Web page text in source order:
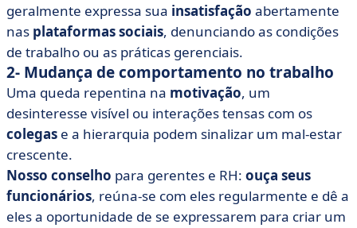
geralmente expressa sua insatisfação abertamente
nas plataformas sociais, denunciando as condições
de trabalho ou as práticas gerenciais.
2- Mudança de comportamento no trabalho
Uma queda repentina na motivação, um
desinteresse visível ou interações tensas com os
colegas e a hierarquia podem sinalizar um mal-estar
crescente.
Nosso conselho para gerentes e RH: ouça seus
funcionários, reúna-se com eles regularmente e dê a
eles a oportunidade de se expressarem para criar um